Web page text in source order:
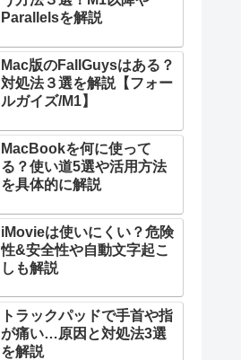
Parallelsを解説
Mac版のFallGuysはある？
対処法３選を解説【フォー
ルガイズ/M1】
MacBookを何に使って
る？使い道5選や活用方法
を具体的に解説
iMovieは使いにくい？危険
性&安全性や自動文字起こ
しも解説
トラックパッドで手首や指
が痛い…原因と対処法3選
を解説